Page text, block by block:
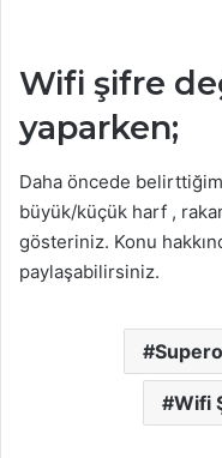
Wifi şifre
yaparken;
Daha öncede
büyük/küçük harf ,
gösteriniz. Konu
paylaşabilirsiniz.
Wifi